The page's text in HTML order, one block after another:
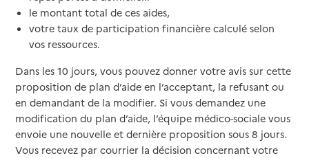
le montant total de ces aides,
votre taux de participation financière calculé selon
vos ressources.
Dans les 10 jours, vous pouvez donner votre avis sur cette
proposition de plan d’aide en l’acceptant, la refusant ou
en demandant de la modifier. Si vous demandez une
modification du plan d’aide, l’équipe médico-sociale vous
envoie une nouvelle et dernière proposition sous 8 jours.
Vous recevez par courrier la décision concernant votre